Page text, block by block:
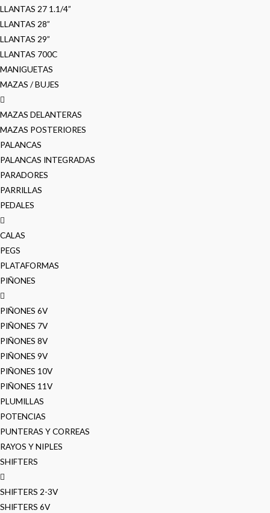
LLANTAS 27 1.1/4”
LLANTAS 28”
LLANTAS 29”
LLANTAS 700C
MANIGUETAS
MAZAS / BUJES
MAZAS DELANTERAS
MAZAS POSTERIORES
PALANCAS
PALANCAS INTEGRADAS
PARADORES
PARRILLAS
PEDALES
CALAS
PEGS
PLATAFORMAS
PIÑONES
PIÑONES 6V
PIÑONES 7V
PIÑONES 8V
PIÑONES 9V
PIÑONES 10V
PIÑONES 11V
PLUMILLAS
POTENCIAS
PUNTERAS Y CORREAS
RAYOS Y NIPLES
SHIFTERS
SHIFTERS 2-3V
SHIFTERS 6V